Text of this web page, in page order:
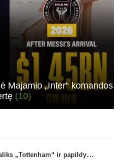
Majamio „Inter“ komandos
(10)
M. Solomonas po trijų metų paliks „Tottenham“ ir papildys „West Ham“ klubą